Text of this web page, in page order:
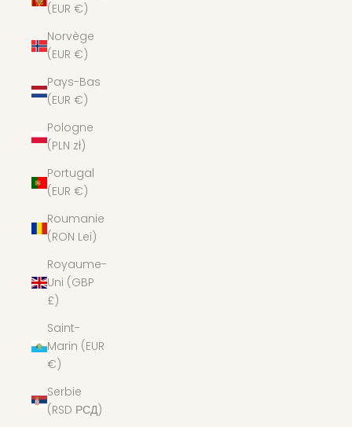
(EUR €)
Norvège
(EUR €)
Pays-Bas
(EUR €)
Pologne
(PLN zł)
Portugal
(EUR €)
Roumanie
(RON Lei)
Royaume-
Uni (GBP
£)
Saint-
Marin (EUR
€)
Serbie
(RSD РСД)